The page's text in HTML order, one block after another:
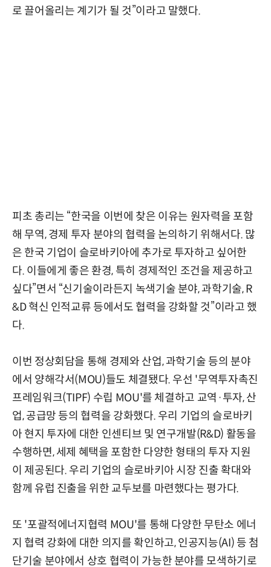
로 끌어올리는 계기가 될 것”이라고 말했다.
피초 총리는 “한국을 이번에 찾은 이유는 원자력을 포함
해 무역, 경제 투자 분야의 협력을 논의하기 위해서다. 많
은 한국 기업이 슬로바키아에 추가로 투자하고 싶어한
다. 이들에게 좋은 환경, 특히 경제적인 조건을 제공하고
싶다”면서 “신기술이라든지 녹색기술 분야, 과학기술, R
&D 혁신 인적교류 등에서도 협력을 강화할 것”이라고 했
다.
이번 정상회담을 통해 경제와 산업, 과학기술 등의 분야
에서 양해각서(MOU)들도 체결됐다. 우선 '무역투자촉진
프레임워크(TIPF) 수립 MOU'를 체결하고 교역·투자, 산
업, 공급망 등의 협력을 강화했다. 우리 기업의 슬로바키
아 현지 투자에 대한 인센티브 및 연구개발(R&D) 활동을
수행하면, 세제 혜택을 포함한 다양한 형태의 투자 지원
이 제공된다. 우리 기업의 슬로바키아 시장 진출 확대와
함께 유럽 진출을 위한 교두보를 마련했다는 평가다.
또 '포괄적에너지협력 MOU'를 통해 다양한 무탄소 에너
지 협력 강화에 대한 의지를 확인하고, 인공지능(AI) 등 첨
단기술 분야에서 상호 협력이 가능한 분야를 모색하기로